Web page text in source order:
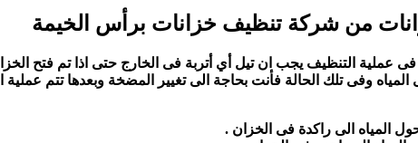
من شركة تنظيف خزانات برأس الخيمة
التنظيف يجب ان تيل أي أتربة فى الخارج حتى اذا تم فتح الخزان
وفى تلك الحالة فأنت بحاجة الى تغيير المضخة وبعدها تتم
المياه الى راكدة فى الخزان .